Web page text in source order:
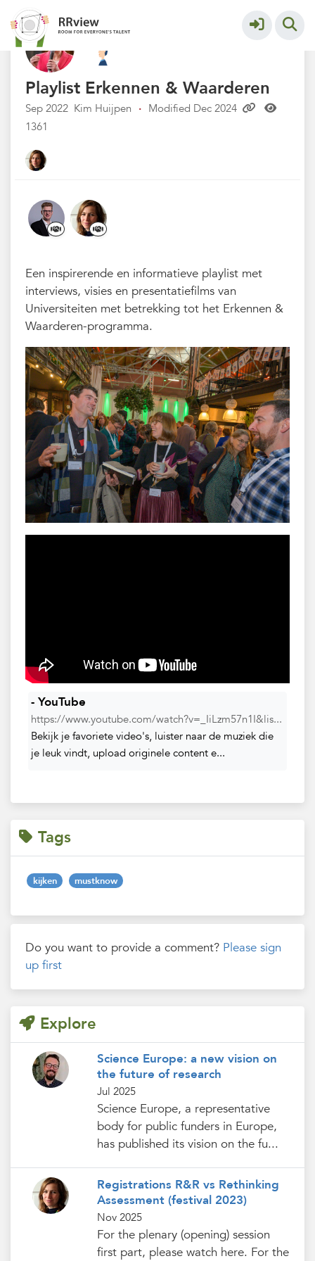
Kennisbank // Knowledge Base More
Playlist Erkennen & Waarderen
Sep 2022 Kim Huijpen · Modified Dec 2024
1361
Een inspirerende en informatieve playlist met
interviews, visies en presentatiefilms van
Universiteiten met betrekking tot het Erkennen &
Waarderen-programma.
- YouTube
https://www.youtube.com/watch?v=_IiLzm57n1I&lis...
Bekijk je favoriete video's, luister naar de muziek die
je leuk vindt, upload originele content e...
Tags
kijken mustknow
Do you want to provide a comment? Please sign
up first
Explore
Science Europe: a new vision on
the future of research
Jul 2025
Science Europe, a representative
body for public funders in Europe,
has published its vision on the fu...
Registrations R&R vs Rethinking
Assessment (festival 2023)
Nov 2025
For the plenary (opening) session
first part, please watch here. For the